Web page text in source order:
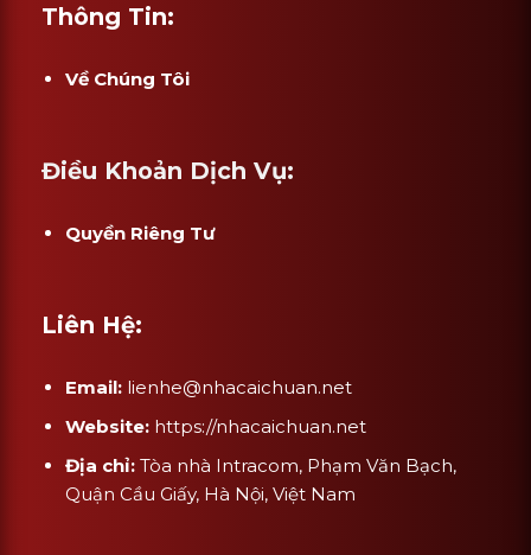
Thông Tin:
Về Chúng Tôi
Điều Khoản Dịch Vụ:
Quyền Riêng Tư
Liên Hệ:
Email: lienhe@nhacaichuan.net
Website: https://nhacaichuan.net
Địa chỉ:Tòa nhà Intracom, Phạm Văn Bạch,
Quận Cầu Giấy, Hà Nội, Việt Nam